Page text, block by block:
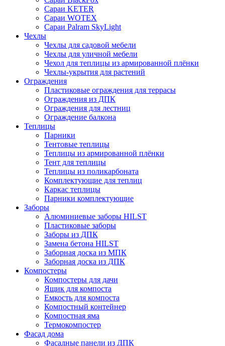
Сараи KETER
Сараи WOTEX
Сараи Palram SkyLight
Чехлы
Чехлы для садовой мебели
Чехлы для уличной мебели
Чехол для теплицы из армированной плёнки
Чехлы-укрытия для растений
Ограждения
Пластиковые ограждения для террасы
Ограждения из ДПК
Ограждения для лестниц
Ограждение балкона
Теплицы
Парники
Тентовые теплицы
Теплицы из армированной плёнки
Тент для теплицы
Теплицы из поликарбоната
Комплектующие для теплиц
Каркас теплицы
Парники комплектующие
Заборы
Алюминиевые заборы HILST
Пластиковые заборы
Заборы из ДПК
Замена бетона HILST
Заборная доска из МПК
Заборная доска из ДПК
Компостеры
Компостеры для дачи
Ящик для компоста
Емкость для компоста
Компостный контейнер
Компостная яма
Термокомпостер
Фасад дома
Фасадные панели из ДПК